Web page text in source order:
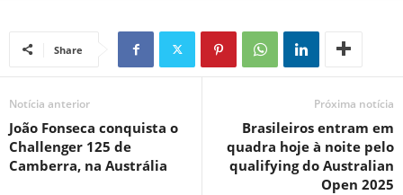
Share
Notícia anterior
João Fonseca conquista o
Challenger 125 de
Camberra, na Austrália
Próxima notícia
Brasileiros entram em
quadra hoje à noite pelo
qualifying do Australian
Open 2025